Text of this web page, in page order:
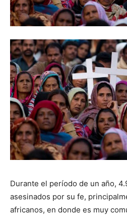
Durante el período de un año,
asesinados por su fe,
africanos, en donde es muy